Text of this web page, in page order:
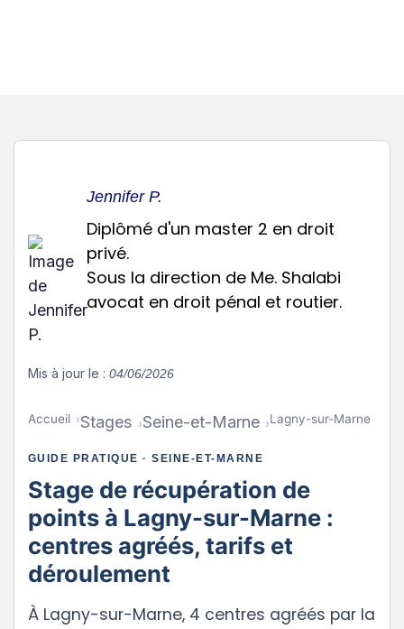
Jennifer P.
Diplômé d'un master 2 en droit
privé.
Sous la direction de Me. Shalabi
avocat en droit pénal et routier.
Mis à jour le : 04/06/2026
Accueil Stages Seine-et-Marne Lagny-sur-Marne
GUIDE PRATIQUE · SEINE-ET-MARNE
Stage de récupération de
points à Lagny-sur-Marne :
centres agréés, tarifs et
déroulement
À Lagny-sur-Marne, 4 centres agréés par la